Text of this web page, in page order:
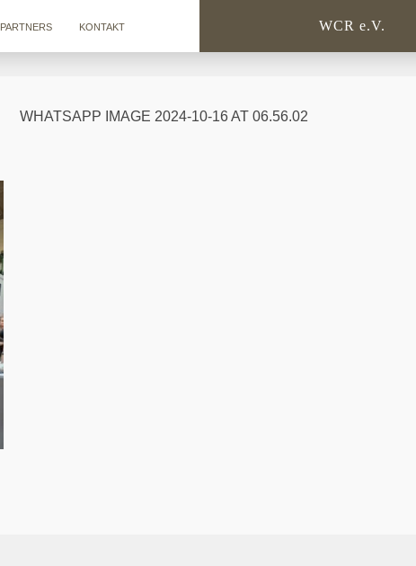
PARTNERS KONTAKT WCR e.V.
WHATSAPP IMAGE 2024-10-16 AT 06.56.02